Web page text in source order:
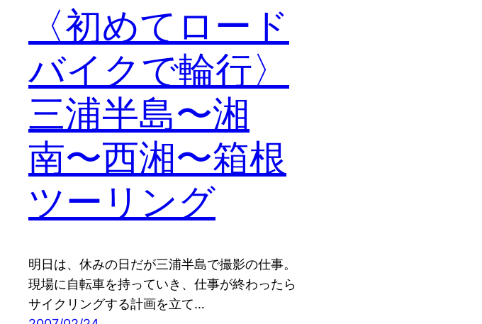
〈初めてロード
バイクで輪行〉
三浦半島〜湘
南〜西湘〜箱根
ツーリング
明日は、休みの日だが三浦半島で撮影の仕事。
現場に自転車を持っていき、仕事が終わったら
サイクリングする計画を立て…